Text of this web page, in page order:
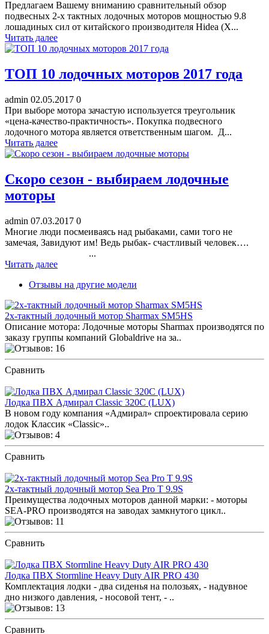
Предлагаем Вашему вниманию сравнительный обзор
подвесных 2-х тактных лодочных моторов мощностью 9.8
лошадиных сил от китайского производителя Hidea (Х...
Читать далее
ТОП 10 лодочных моторов 2017 года
admin 02.05.2017 0
При выборе мотора зачастую используется треугольник
«цена-качество-практичность». Покупка подвесного
лодочного мотора является ответственным шагом. Д...
Читать далее
Скоро сезон - выбираем лодочные
моторы
admin 07.03.2017 0
Многие люди посмеиваясь над рыбаками, сами того не
замечая, Завидуют им! Ведь рыбак- счастливый человек….
...
Читать далее
Отзывы на другие модели
2х-тактный лодочный мотор Sharmax SM5HS
Описание мотора: Лодочные моторы Sharmax производятся по
заказу группы компаний Globaldrive на за..
Сравнить
Лодка ПВХ Адмирал Classic 320С (LUX)
В новом году компания «Адмирал» спроектировала серию
лодок Классик «Classic»..
Сравнить
2х-тактный лодочный мотор Sea Pro T 9.9S
Преимущества лодочных моторов данной марки: - моторы
SEA-PRO производятся на заводах замкнутого цикл..
Сравнить
Лодка ПВХ Stormline Heavy Duty AIR PRO 430
Комплектация лодки - два сиденья на полозьях, - надувное
дно низкого давления, - носовой тент, - ..
Сравнить